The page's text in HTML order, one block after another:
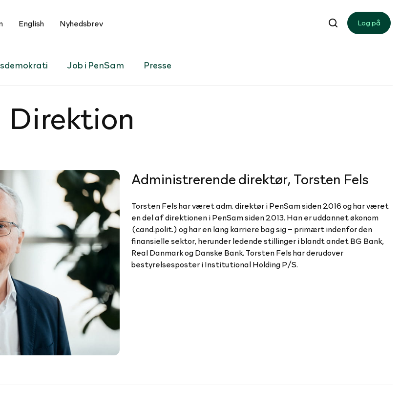
English Nyhedsbrev Log på
Job i PenSam Presse
Direktion
Administrerende direktør, Torsten Fels
Torsten Fels har været adm. direktør i PenSam siden 2016 og har været
en del af direktionen i PenSam siden 2013. Han er uddannet økonom
(cand.polit.) og har en lang karriere bag sig – primært indenfor den
finansielle sektor, herunder ledende stillinger i blandt andet BG Bank,
Real Danmark og Danske Bank. Torsten Fels har derudover
bestyrelsesposter i Institutional Holding P/S.